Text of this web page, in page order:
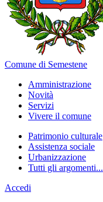
Comune di Semestene
Amministrazione
Novità
Servizi
Vivere il comune
Patrimonio culturale
Assistenza sociale
Urbanizzazione
Tutti gli argomenti...
Accedi